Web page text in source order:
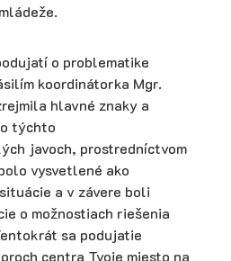
o problematike
koordinátorka Mgr.
hlavné znaky a
týchto
javoch, prostredníctvom
vysvetlené ako
a v závere boli
o možnostiach riešenia
sa podujatie
centra Tvoje miesto na